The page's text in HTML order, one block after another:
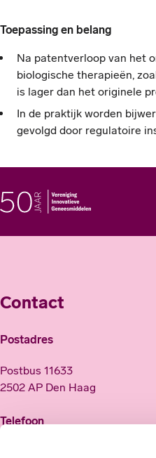
Toepassing en belang
Na patentverloop van het
biologische therapieën,
is lager dan het originele
In de praktijk worden
gevolgd door regulatoire
Contact
Postadres
Postbus 11633
2502 AP Den Haag
Telefoon